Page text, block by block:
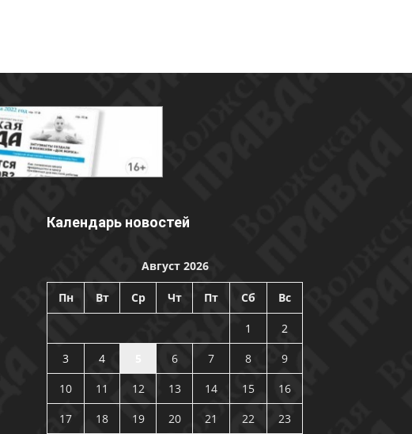
Календарь новостей
Август 2026
Пн Вт Ср Чт Пт Сб Вс
1
2
3
4 6 7 8
9
10
11 12 13 14 15
16
17
18 19 20 21 22
23